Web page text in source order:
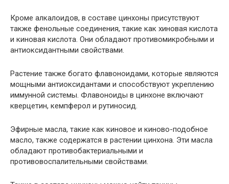
Кроме алкалоидов, в составе цинхоны присутствуют
также фенольные соединения, такие как хиновая кислота
и киновая кислота. Они обладают противомикробными и
антиоксидантными свойствами.
Растение также богато флавоноидами, которые являются
мощными антиоксидантами и способствуют укреплению
иммунной системы. Флавоноиды в цинхоне включают
кверцетин, кемпферол и рутиносид.
Эфирные масла, такие как киновое и киново-подобное
масло, также содержатся в растении цинхона. Эти масла
обладают противобактериальными и
противовоспалительными свойствами.